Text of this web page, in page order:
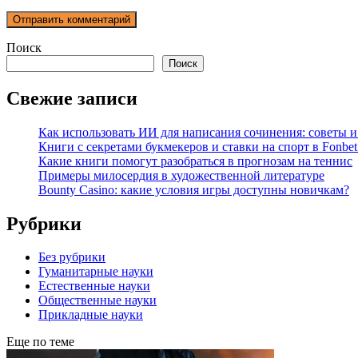
Поиск
Поиск
Свежие записи
Как использовать ИИ для написания сочинения: советы
Книги с секретами букмекеров и ставки на спорт в
Какие книги помогут разобраться в прогнозам на теннис
Примеры милосердия в художественной литературе
Bounty Casino: какие условия игры доступны новичкам?
Рубрики
Без рубрики
Гуманитарные науки
Естественные науки
Общественные науки
Прикладные науки
Еще по теме